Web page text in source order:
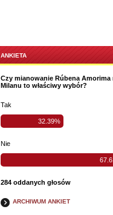
ANKIETA
Czy mianowanie Rúbena
Milanu to właściwy wybór?
Tak
32.39%
Nie
284 oddanych głosów
ARCHIWUM ANKIET